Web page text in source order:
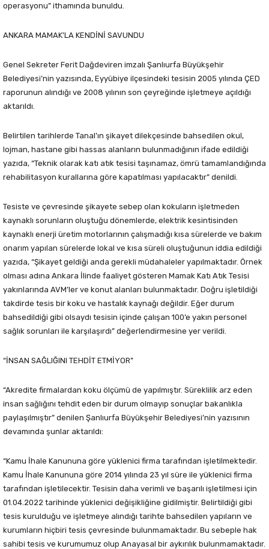
operasyonu” ithamında bunuldu.
ANKARA MAMAK’LA KENDİNİ SAVUNDU
Genel Sekreter Ferit Dağdeviren imzalı Şanlıurfa Büyükşehir
Belediyesi’nin yazısında, Eyyübiye ilçesindeki tesisin 2005 yılında ÇED
raporunun alındığı ve 2008 yılının son çeyreğinde işletmeye açıldığı
aktarıldı.
Belirtilen tarihlerde Tanal’ın şikayet dilekçesinde bahsedilen okul,
lojman, hastane gibi hassas alanların bulunmadığının ifade edildiği
yazıda, “Teknik olarak katı atık tesisi taşınamaz, ömrü tamamlandığında
rehabilitasyon kurallarına göre kapatılması yapılacaktır” denildi.
Tesiste ve çevresinde şikayete sebep olan kokuların işletmeden
kaynaklı sorunların oluştuğu dönemlerde, elektrik kesintisinden
kaynaklı enerji üretim motorlarının çalışmadığı kısa sürelerde ve bakım
onarım yapılan sürelerde lokal ve kısa süreli oluştuğunun iddia edildiği
yazıda, “Şikayet geldiği anda gerekli müdahaleler yapılmaktadır. Örnek
olması adına Ankara İlinde faaliyet gösteren Mamak Katı Atık Tesisi
yakınlarında AVM’ler ve konut alanları bulunmaktadır. Doğru işletildiği
takdirde tesis bir koku ve hastalık kaynağı değildir. Eğer durum
bahsedildiği gibi olsaydı tesisin içinde çalışan 100’e yakın personel
sağlık sorunları ile karşılaşırdı” değerlendirmesine yer verildi.
“İNSAN SAĞLIĞINI TEHDİT ETMİYOR”
“Akredite firmalardan koku ölçümü de yapılmıştır. Süreklilik arz eden
insan sağlığını tehdit eden bir durum olmayıp sonuçlar bakanlıkla
paylaşılmıştır” denilen Şanlıurfa Büyükşehir Belediyesi’nin yazısının
devamında şunlar aktarıldı:
“Kamu İhale Kanununa göre yüklenici firma tarafından işletilmektedir.
Kamu İhale Kanununa göre 2014 yılında 23 yıl süre ile yüklenici firma
tarafından işletilecektir. Tesisin daha verimli ve başarılı işletilmesi için
01.04.2022 tarihinde yüklenici değişikliğine gidilmiştir. Belirtildiği gibi
tesis kurulduğu ve işletmeye alındığı tarihte bahsedilen yapıların ve
kurumların hiçbiri tesis çevresinde bulunmamaktadır. Bu sebeple hak
sahibi tesis ve kurumumuz olup Anayasal bir aykırılık bulunmamaktadır.